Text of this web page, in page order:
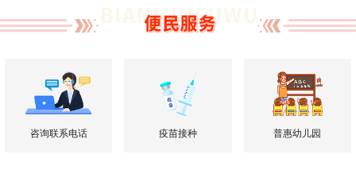
咨询联系电话 疫苗接种 普惠幼儿园